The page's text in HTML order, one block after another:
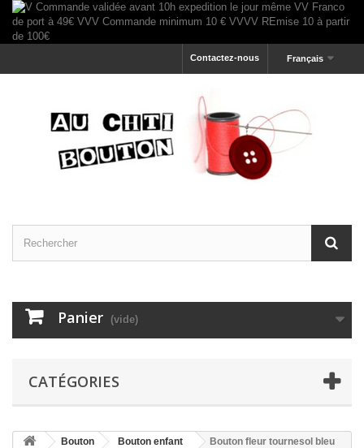
Français
Contactez-nous
Panier (vide)
CATÉGORIES
Bouton Bouton enfant
Bouton fleur tournesol bleu